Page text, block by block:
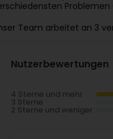
Team arbeitet an 3
Nutzerbewertungen
4 Sterne und mehr
3 Sterne
2 Sterne und weniger